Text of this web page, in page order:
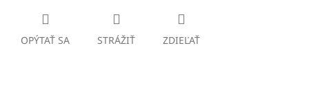
OPÝTAŤ SA STRÁŽIŤ ZDIEĽAŤ